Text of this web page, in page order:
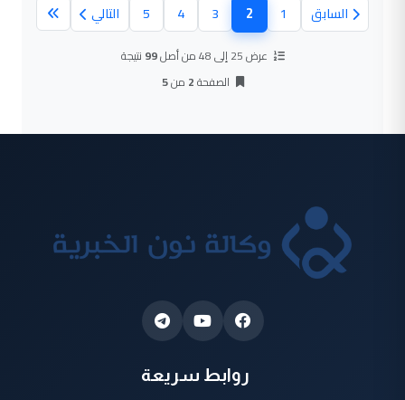
السابق 1
2(الصفحة الحالية)
3
4
5 التالي
عرض 25 إلى 48 من أصل 99 نتيجة
الصفحة2 من5
روابط سريعة